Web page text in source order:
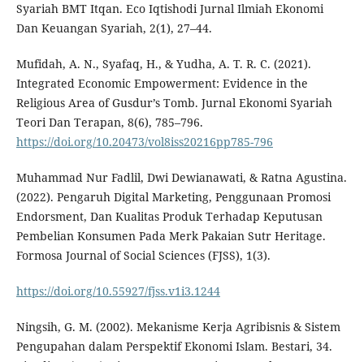
Syariah BMT Itqan. Eco Iqtishodi Jurnal Ilmiah Ekonomi
Dan Keuangan Syariah, 2(1), 27–44.
Mufidah, A. N., Syafaq, H., & Yudha, A. T. R. C. (2021).
Integrated Economic Empowerment: Evidence in the
Religious Area of Gusdur’s Tomb. Jurnal Ekonomi Syariah
Teori Dan Terapan, 8(6), 785–796.
https://doi.org/10.20473/vol8iss20216pp785-796
Muhammad Nur Fadlil, Dwi Dewianawati, & Ratna Agustina.
(2022). Pengaruh Digital Marketing, Penggunaan Promosi
Endorsment, Dan Kualitas Produk Terhadap Keputusan
Pembelian Konsumen Pada Merk Pakaian Sutr Heritage.
Formosa Journal of Social Sciences (FJSS), 1(3).
https://doi.org/10.55927/fjss.v1i3.1244
Ningsih, G. M. (2002). Mekanisme Kerja Agribisnis & Sistem
Pengupahan dalam Perspektif Ekonomi Islam. Bestari, 34.